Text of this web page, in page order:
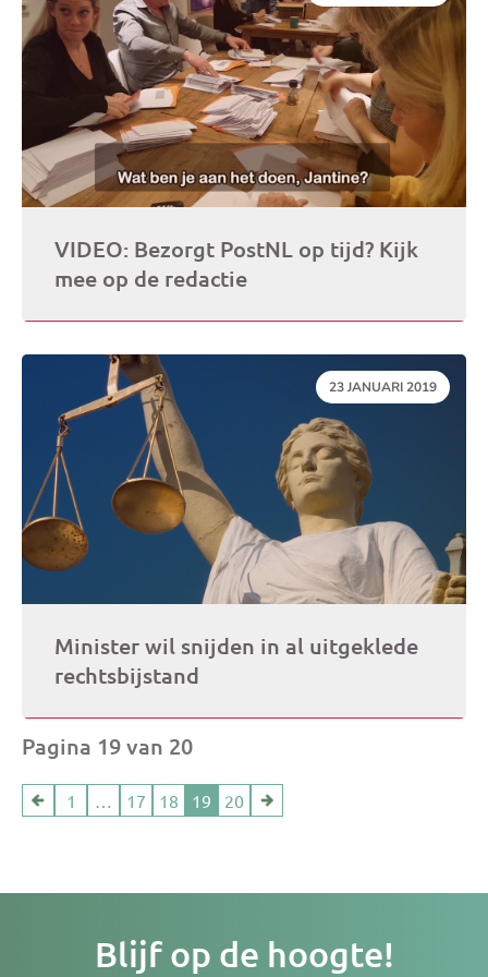
VIDEO: Bezorgt PostNL op tijd? Kijk
mee op de redactie
DATUM:
23 JANUARI 2019
Minister wil snijden in al uitgeklede
rechtsbijstand
Pagina 19 van 20
1 … 17 18 19 20
Blijf op de hoogte!